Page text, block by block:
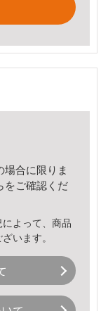
場合に限りま
をご確認くだ
よって、商品
います。